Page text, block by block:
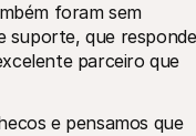
foram sem
suporte, que responde
parceiro que
e pensamos que